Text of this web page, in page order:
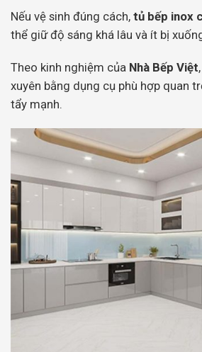
Nếu vệ sinh đúng cách, tủ bếp inox
thể giữ độ sáng khá lâu và ít bị
Theo kinh nghiệm của Nhà Bếp Việt
xuyên bằng dụng cụ phù hợp quan
tẩy mạnh.